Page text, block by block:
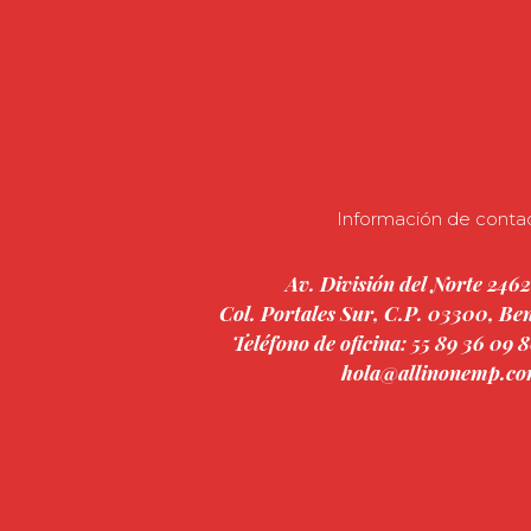
Información de
Av. División del Norte
Col. Portales Sur, C.P. 03300,
Teléfono de oficina: 55 89 36 09